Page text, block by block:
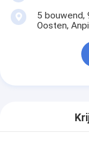
5 bouwend,
Oosten,